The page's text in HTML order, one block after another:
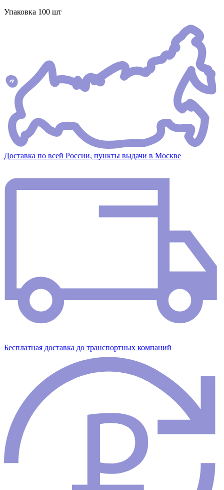
Упаковка 100 шт
Доставка по всей России, пункты выдачи в Москве
Бесплатная доставка до транспортных компаний